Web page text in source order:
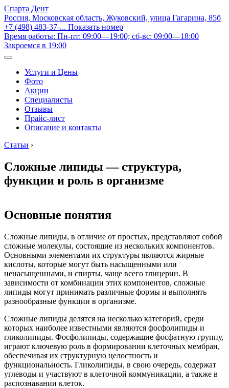
Спарта Дент
Россия, Московская область, Жуковский, улица Гагарина, 85б
+7 (498) 483-37-... Показать номер
Время работы: Пн-пт: 09:00—19:00; сб-вс: 09:00—18:00
Закроемся в 19:00
Услуги и Цены
Фото
Акции
Специалисты
Отзывы
Прайс-лист
Описание и контакты
Статьи ›
Сложные липиды — структура,
функции и роль в организме
Основные понятия
Сложные липиды, в отличие от простых, представляют собой
сложные молекулы, состоящие из нескольких компонентов.
Основными элементами их структуры являются жирные
кислоты, которые могут быть насыщенными или
ненасыщенными, и спирты, чаще всего глицерин. В
зависимости от комбинации этих компонентов, сложные
липиды могут принимать различные формы и выполнять
разнообразные функции в организме.
Сложные липиды делятся на несколько категорий, среди
которых наиболее известными являются фосфолипиды и
гликолипиды. Фосфолипиды, содержащие фосфатную группу,
играют ключевую роль в формировании клеточных мембран,
обеспечивая их структурную целостность и
функциональность. Гликолипиды, в свою очередь, содержат
углеводы и участвуют в клеточной коммуникации, а также в
распознавании клеток.